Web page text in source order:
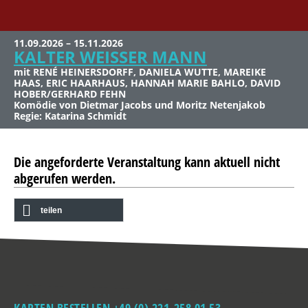
11.09.2026 – 15.11.2026
KALTER WEISSER MANN
mit RENÉ HEINERSDORFF, DANIELA WUTTE, MAREIKE
HAAS, ERIC HAARHAUS, HANNAH MARIE BAHLO, DAVID
HOBER/GERHARD FEHN
Komödie von Dietmar Jacobs und Moritz Netenjakob
Regie: Katarina Schmidt
27.09.2026
WDR5 KABARETTFEST
KÖLN
Sonntag 27.09.2026, 11 Uhr
Mitwirkende: Lisa Feller, Patrick Nederkoorn, Onkel Fisch,
Markus Barth
Moderation: Nessi Tausendschön
Die angeforderte Veranstaltung kann aktuell nicht
abgerufen werden.
teilen